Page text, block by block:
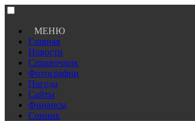
МЕНЮ
Главная
Новости
Справочник
Фотографии
Погода
Сайты
Финансы
Сонник